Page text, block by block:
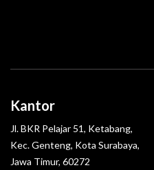
Kantor
Jl. BKR Pelajar 51, Ketabang,
Kec. Genteng, Kota Surabaya,
Jawa Timur, 60272